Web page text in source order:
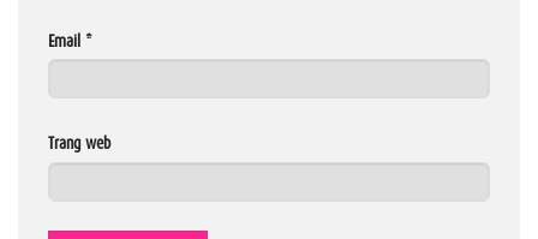
Email *
Trang web